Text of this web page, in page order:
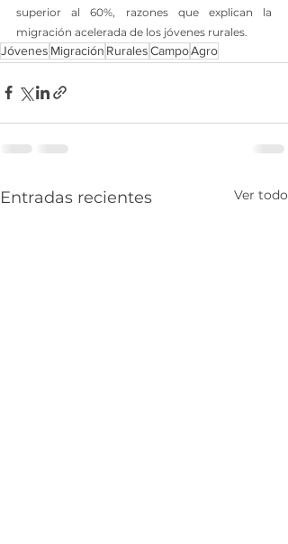
superior al 60%, razones que explican la
migración acelerada de los jóvenes rurales.
Jóvenes Migración RuralesCampoAgro
Entradas recientes Ver todo